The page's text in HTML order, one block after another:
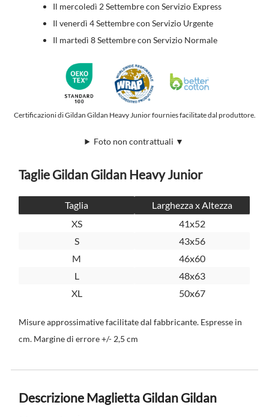
Il mercoledì 2 Settembre con Servizio Express
Il venerdì 4 Settembre con Servizio Urgente
Il martedì 8 Settembre con Servizio Normale
Certificazioni di Gildan Gildan Heavy Junior fournies facilitate dal produttore.
Foto non contrattuali ▼
Taglie Gildan Gildan Heavy Junior
Taglia
Larghezza x Altezza
XS
41x52
S
43x56
M
46x60
L
48x63
XL
50x67
Misure approssimative facilitate dal fabbricante. Espresse in
cm. Margine di errore +/- 2,5 cm
Descrizione Maglietta Gildan Gildan